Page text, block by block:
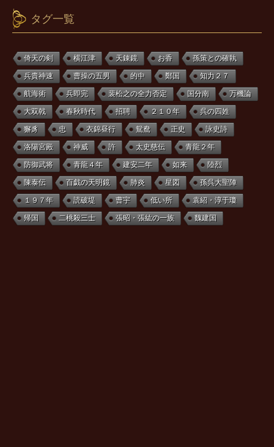
タグ一覧
倚天の剣 横江津 天錬鏡 お香 孫策との確執
兵貴神速 曹操の五男 的中 鄭国 知力２７
航海術 兵即完 裴松之の全力否定 国分南 万機論
大双戟 春秋時代 招聘 ２１０年 呉の四姓
獬豸 忠 衣錦昼行 鴛鴦 正史 詠史詩
洛陽宮殿 神威 許 太史慈伝 青龍２年
防御武将 青龍４年 建安二年 如来 陸烈
陳泰伝 百戯の天明鏡 肺炎 星図 孫呉大聖陣
１９７年 読破堤 曹宇 低い所 袁紹・淳于瓊
帰国 二桃殺三士 張昭・張紘の一族 魏建国